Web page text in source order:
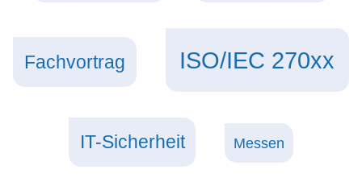
Fachvortrag ISO/IEC 270xx
IT-Sicherheit Messen